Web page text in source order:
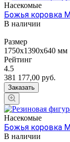
Насекомые
Божья коровка
В наличии
Размер
1750х1390х640 мм
Рейтинг
4.5
381 177,00 руб.
Заказать
Насекомые
Божья коровка
В наличии